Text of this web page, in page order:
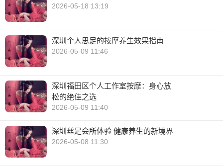
2026-05-18 13:19
深圳个人思足的按摩养生效果指南
2026-05-09 11:46
深圳福田区个人工作室按摩：身心放
松的绝佳之选
2026-05-09 11:40
深圳丝足会所体验 健康养生的新境界
2026-05-08 11:30